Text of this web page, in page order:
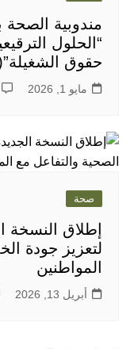
مندوبية
“الحلول
حقوق
مايو 1, 2026
صحة
إطلاق النسخة
لتعزيز جودة
المواطنين
أبريل 13, 2026